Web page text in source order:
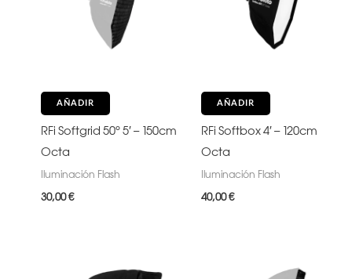
AÑADIR
RFi Softgrid 50° 5′ – 150cm
Octa
Iluminación Flash
30,00€
AÑADIR
RFi Softbox 4′ – 120cm
Octa
Iluminación Flash
40,00€